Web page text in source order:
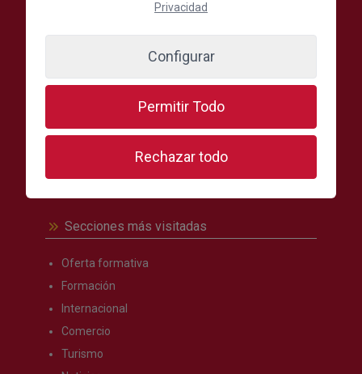
Escríbenos aquí
Secciones más visitadas
Oferta formativa
Formación
Internacional
Comercio
Turismo
Privacidad
Configurar
Permitir Todo
Rechazar todo